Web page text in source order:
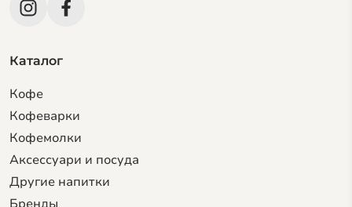
Каталог
Кофе
Кофеварки
Кофемолки
Аксессуари и посуда
Другие напитки